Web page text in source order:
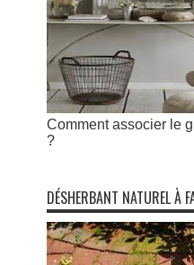
Comment associer le
?
DÉSHERBANT NATUREL À